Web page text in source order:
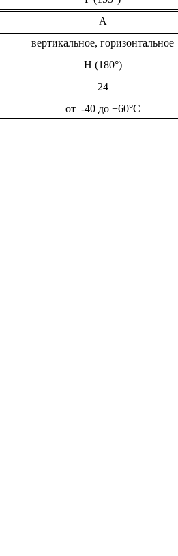
А
вертикальное, горизонтальное
Н (180°)
24
от -40 до +60°С